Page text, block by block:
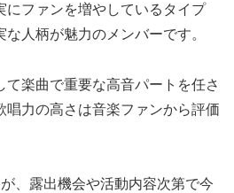
にファンを増やしているタイプ
人柄が魅力のメンバーです。
て楽曲で重要な高音パートを任さ
唱力の高さは音楽ファンから評価
、露出機会や活動内容次第で今